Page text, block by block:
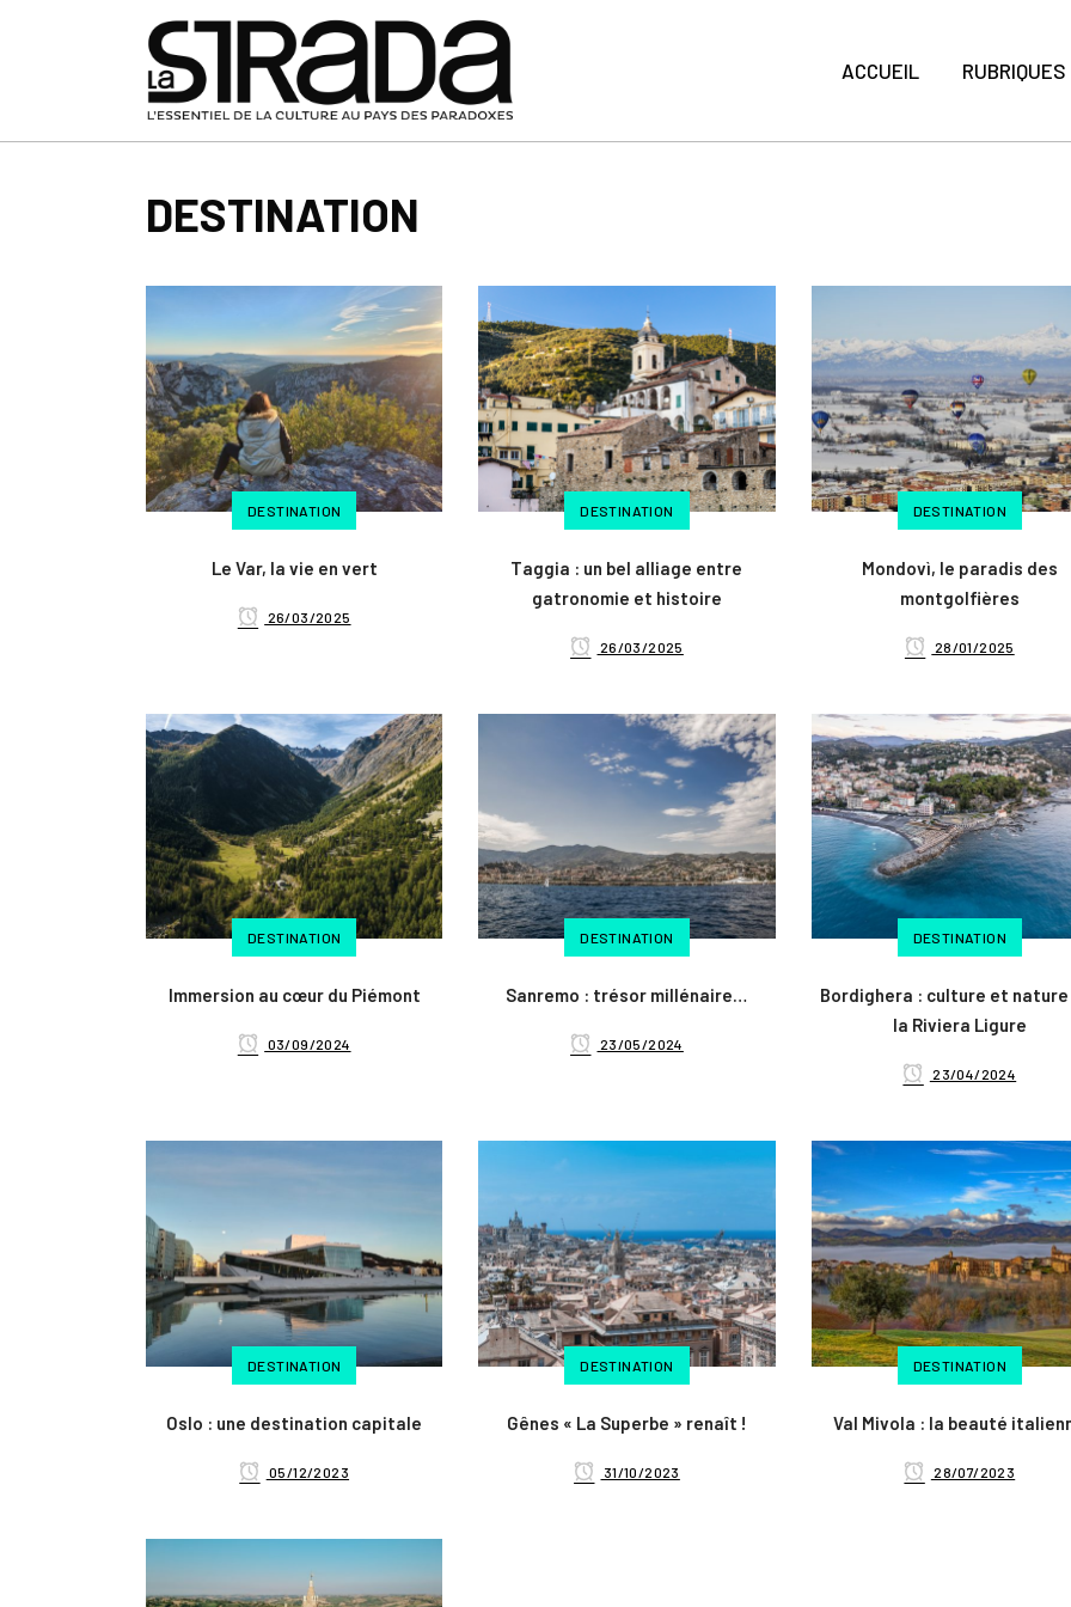
ACCUEIL RUBRIQUES
DESTINATION
DESTINATION
Le Var, la vie en vert
26/03/2025
DESTINATION
Taggia : un bel alliage entre
gatronomie et histoire
26/03/2025
DESTINATION
Mondovì, le paradis des
montgolfières
28/01/2025
DESTINATION
Immersion au cœur du Piémont
03/09/2024
DESTINATION
Sanremo : trésor millénaire…
23/05/2024
DESTINATION
Bordighera : culture et
la Riviera Ligure
23/04/2024
DESTINATION
Oslo : une destination capitale
05/12/2023
DESTINATION
Gênes « La Superbe » renaît !
31/10/2023
DESTINATION
Val Mivola : la beauté
28/07/2023